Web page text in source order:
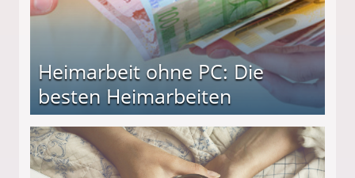
Heimarbeit ohne PC: Die
besten Heimarbeiten